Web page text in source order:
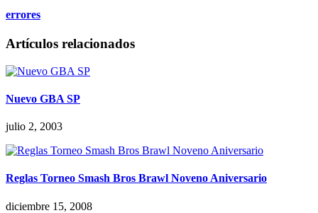
errores
Artículos relacionados
Nuevo GBA SP
julio 2, 2003
Reglas Torneo Smash Bros Brawl Noveno Aniversario
diciembre 15, 2008